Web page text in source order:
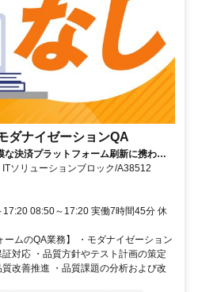
ダナイゼーションQA
な決済プラットフォーム刷新に携われ
きる環境です。フルリモートで活躍で
ソリューションブロック/A38512
08:50～17:20 実働7時間45分 休
ムのQA業務】 ・モダナイゼーション
対応 ・品質方針やテスト計画の策定
改善推進 ・品質課題の分析および改